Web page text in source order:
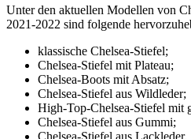
Unter den aktuellen Modellen von
2021-2022 sind folgende
klassische Chelsea-Stiefel;
Chelsea-Stiefel mit Plateau;
Chelsea-Boots mit Absatz;
Chelsea-Stiefel aus Wildleder;
High-Top-Chelsea-Stiefel mit
Chelsea-Stiefel aus Gummi;
Chelsea-Stiefel aus Lackleder.